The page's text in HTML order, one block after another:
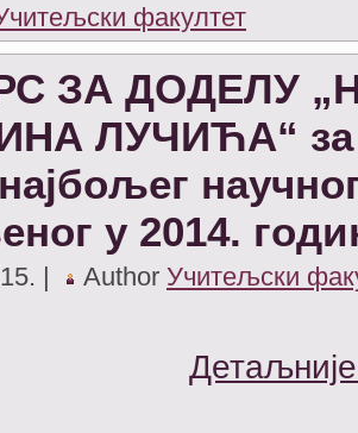
факултет
ЗА ДОДЕЛУ
ЛУЧИЋА“ за
у 2014.
| Author Учитељски